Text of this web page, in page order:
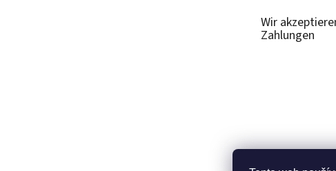
Wir
Zahlungen